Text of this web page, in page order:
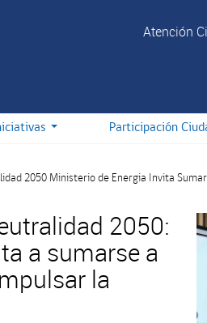
Atención
Participación
2050 Ministerio de Energia Invita
2050:
a sumarse a
la